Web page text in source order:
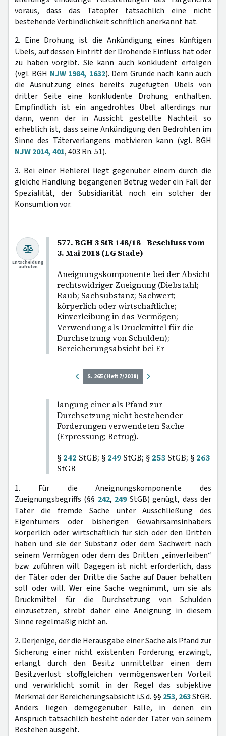
voraus, dass das Tatopfer tatsächlich eine nicht
bestehende Verbindlichkeit schriftlich anerkannt hat.
2. Eine Drohung ist die Ankündigung eines künftigen
Übels, auf dessen Eintritt der Drohende Einfluss hat oder
zu haben vorgibt. Sie kann auch konkludent erfolgen
(vgl. BGH NJW 1984, 1632). Dem Grunde nach kann auch
die Ausnutzung eines bereits zugefügten Übels von
dritter Seite eine konkludente Drohung enthalten.
Empfindlich ist ein angedrohtes Übel allerdings nur
dann, wenn der in Aussicht gestellte Nachteil so
erheblich ist, dass seine Ankündigung den Bedrohten im
Sinne des Täterverlangens motivieren kann (vgl. BGH
NJW 2014, 401, 403 Rn. 51).
3. Bei einer Hehlerei liegt gegenüber einem durch die
gleiche Handlung begangenen Betrug weder ein Fall der
Spezialität, der Subsidiarität noch ein solcher der
Konsumtion vor.
577. BGH 3 StR 148/18 - Beschluss vom
3. Mai 2018 (LG Stade)
Aneignungskomponente bei der Absicht
rechtswidriger Zueignung (Diebstahl;
Raub; Sachsubstanz; Sachwert;
körperlich oder wirtschaftliche;
Einverleibung in das Vermögen;
Verwendung als Druckmittel für die
Durchsetzung von Schulden);
Bereicherungsabsicht bei Er-
Entscheidung
aufrufen
S. 265 (Heft 7/2018)
langung einer als Pfand zur
Durchsetzung nicht bestehender
Forderungen verwendeten Sache
(Erpressung; Betrug).
§ 242 StGB; § 249 StGB; § 253 StGB; § 263
StGB
1. Für die Aneignungskomponente des
Zueignungsbegriffs (§§ 242, 249StGB) genügt, dass der
Täter die fremde Sache unter Ausschließung des
Eigentümers oder bisherigen Gewahrsamsinhabers
körperlich oder wirtschaftlich für sich oder den Dritten
haben und sie der Substanz oder dem Sachwert nach
seinem Vermögen oder dem des Dritten „einverleiben“
bzw. zuführen will. Dagegen ist nicht erforderlich, dass
der Täter oder der Dritte die Sache auf Dauer behalten
soll oder will. Wer eine Sache wegnimmt, um sie als
Druckmittel für die Durchsetzung von Schulden
einzusetzen, strebt daher eine Aneignung in diesem
Sinne regelmäßig nicht an.
2. Derjenige, der die Herausgabe einer Sache als Pfand zur
Sicherung einer nicht existenten Forderung erzwingt,
erlangt durch den Besitz unmittelbar einen dem
Besitzverlust stoffgleichen vermögenswerten Vorteil
und verwirklicht somit in der Regel das subjektive
Merkmal der Bereicherungsabsicht i.S.d. §§ 253, 263StGB.
Anders liegen demgegenüber Fälle, in denen ein
Anspruch tatsächlich besteht oder der Täter von seinem
Bestehen ausgeht.